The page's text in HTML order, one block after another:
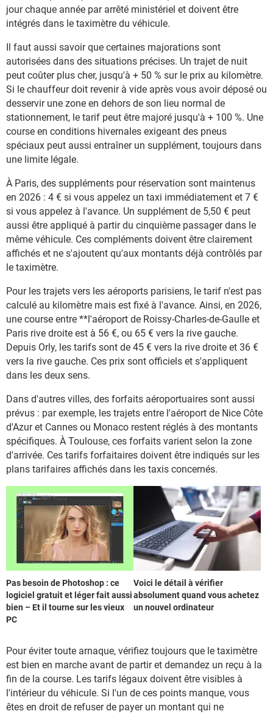
jour chaque année par arrêté ministériel et doivent être
intégrés dans le taximètre du véhicule.
Il faut aussi savoir que certaines majorations sont
autorisées dans des situations précises. Un trajet de nuit
peut coûter plus cher, jusqu'à + 50 % sur le prix au kilomètre.
Si le chauffeur doit revenir à vide après vous avoir déposé ou
desservir une zone en dehors de son lieu normal de
stationnement, le tarif peut être majoré jusqu'à + 100 %. Une
course en conditions hivernales exigeant des pneus
spéciaux peut aussi entraîner un supplément, toujours dans
une limite légale.
À Paris, des suppléments pour réservation sont maintenus
en 2026 : 4 € si vous appelez un taxi immédiatement et 7 €
si vous appelez à l'avance. Un supplément de 5,50 € peut
aussi être appliqué à partir du cinquième passager dans le
même véhicule. Ces compléments doivent être clairement
affichés et ne s'ajoutent qu'aux montants déjà contrôlés par
le taximètre.
Pour les trajets vers les aéroports parisiens, le tarif n'est pas
calculé au kilomètre mais est fixé à l'avance. Ainsi, en 2026,
une course entre **l'aéroport de Roissy-Charles-de-Gaulle et
Paris rive droite est à 56 €, ou 65 € vers la rive gauche.
Depuis Orly, les tarifs sont de 45 € vers la rive droite et 36 €
vers la rive gauche. Ces prix sont officiels et s'appliquent
dans les deux sens.
Dans d'autres villes, des forfaits aéroportuaires sont aussi
prévus : par exemple, les trajets entre l'aéroport de Nice Côte
d'Azur et Cannes ou Monaco restent réglés à des montants
spécifiques. À Toulouse, ces forfaits varient selon la zone
d'arrivée. Ces tarifs forfaitaires doivent être indiqués sur les
plans tarifaires affichés dans les taxis concernés.
Pas besoin de Photoshop : ce
logiciel gratuit et léger fait aussi
bien – Et il tourne sur les vieux
PC
Voici le détail à vérifier
absolument quand vous achetez
un nouvel ordinateur
Pour éviter toute arnaque, vérifiez toujours que le taximètre
est bien en marche avant de partir et demandez un reçu à la
fin de la course. Les tarifs légaux doivent être visibles à
l'intérieur du véhicule. Si l'un de ces points manque, vous
êtes en droit de refuser de payer un montant qui ne